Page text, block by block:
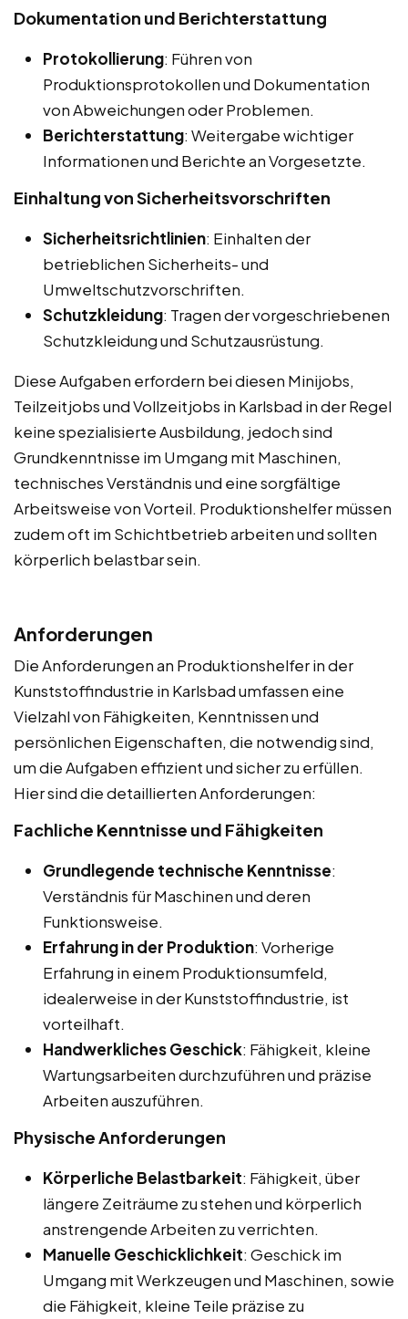
Dokumentation und Berichterstattung
Protokollierung: Führen von
Produktionsprotokollen und Dokumentation
von Abweichungen oder Problemen.
Berichterstattung: Weitergabe wichtiger
Informationen und Berichte an Vorgesetzte.
Einhaltung von Sicherheitsvorschriften
Sicherheitsrichtlinien: Einhalten der
betrieblichen Sicherheits- und
Umweltschutzvorschriften.
Schutzkleidung: Tragen der vorgeschriebenen
Schutzkleidung und Schutzausrüstung.
Diese Aufgaben erfordern bei diesen Minijobs,
Teilzeitjobs und Vollzeitjobs in Karlsbad in der Regel
keine spezialisierte Ausbildung, jedoch sind
Grundkenntnisse im Umgang mit Maschinen,
technisches Verständnis und eine sorgfältige
Arbeitsweise von Vorteil. Produktionshelfer müssen
zudem oft im Schichtbetrieb arbeiten und sollten
körperlich belastbar sein.
Anforderungen
Die Anforderungen an Produktionshelfer in der
Kunststoffindustrie in Karlsbad umfassen eine
Vielzahl von Fähigkeiten, Kenntnissen und
persönlichen Eigenschaften, die notwendig sind,
um die Aufgaben effizient und sicher zu erfüllen.
Hier sind die detaillierten Anforderungen:
Fachliche Kenntnisse und Fähigkeiten
Grundlegende technische Kenntnisse:
Verständnis für Maschinen und deren
Funktionsweise.
Erfahrung in der Produktion: Vorherige
Erfahrung in einem Produktionsumfeld,
idealerweise in der Kunststoffindustrie, ist
vorteilhaft.
Handwerkliches Geschick: Fähigkeit, kleine
Wartungsarbeiten durchzuführen und präzise
Arbeiten auszuführen.
Physische Anforderungen
Körperliche Belastbarkeit: Fähigkeit, über
längere Zeiträume zu stehen und körperlich
anstrengende Arbeiten zu verrichten.
Manuelle Geschicklichkeit: Geschick im
Umgang mit Werkzeugen und Maschinen, sowie
die Fähigkeit, kleine Teile präzise zu